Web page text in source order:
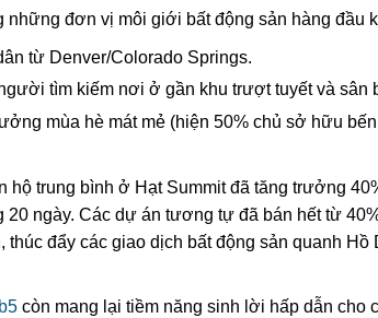
những đơn vị môi giới bất động sản hàng đầu
từ Denver/Colorado Springs.
tìm kiếm nơi ở gần khu trượt tuyết và sân
mùa hè mát mẻ (hiện 50% chủ sở hữu
trung bình ở Hạt Summit đã tăng trưởng
ngày. Các dự án tương tự đã bán hết từ
đẩy các giao dịch bất động sản quanh Hồ
còn mang lại tiềm năng sinh lời hấp dẫn cho